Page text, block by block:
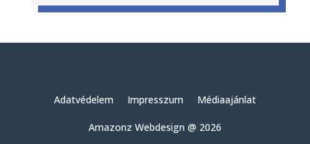
Adatvédelem Impresszum Médiaajánlat
Amazonz Webdesign @ 2026